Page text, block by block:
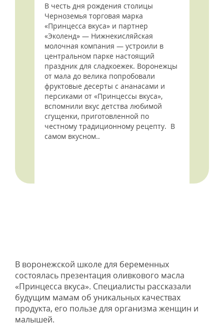
В честь дня рождения столицы
Черноземья торговая марка
«Принцесса вкуса» и партнер
«Эколенд» — Нижнекисляйская
молочная компания — устроили в
центральном парке настоящий
праздник для сладкоежек. Воронежцы
от мала до велика попробовали
фруктовые десерты с ананасами и
персиками от «Принцессы вкуса»,
вспомнили вкус детства любимой
сгущенки, приготовленной по
честному традиционному рецепту. В
самом вкусном..
В воронежской школе для беременных
состоялась презентация оливкового масла
«Принцесса вкуса». Специалисты рассказали
будущим мамам об уникальных качествах
продукта, его пользе для организма женщин и
малышей.